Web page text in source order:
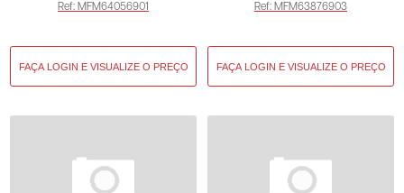
MFM64056901
Ref: MFM64056901
MFM63876903
Ref: MFM63876903